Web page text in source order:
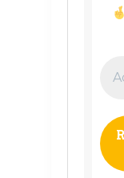
e-
*